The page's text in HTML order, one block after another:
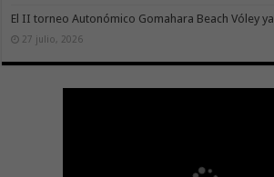
El II torneo Autonómico Gomahara Beach Vóley
27 julio, 2026